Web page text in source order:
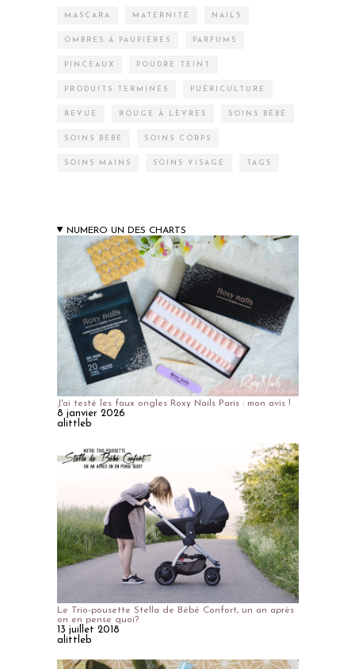
MASCARA MATERNITÉ NAILS
OMBRES À PAUPIÈRES PARFUMS
PINCEAUX POUDRE TEINT
PRODUITS TERMINÉS PUÉRICULTURE
REVUE ROUGE À LÈVRES SOINS BÉBÉ
SOINS BÉBÉ SOINS CORPS
SOINS MAINS SOINS VISAGE TAGS
NUMERO UN DES CHARTS
J'ai testé les faux ongles Roxy Nails Paris : mon avis !
8 janvier 2026
alittleb
Le Trio-pousette Stella de Bébé Confort, un an après
on en pense quoi?
13 juillet 2018
alittleb